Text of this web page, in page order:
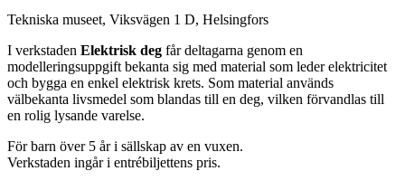
Tekniska museet, Viksvägen 1 D, Helsingfors
I verkstaden Elektrisk deg får deltagarna genom en
modelleringsuppgift bekanta sig med material som leder elektricitet
och bygga en enkel elektrisk krets. Som material används
välbekanta livsmedel som blandas till en deg, vilken förvandlas till
en rolig lysande varelse.
För barn över 5 år i sällskap av en vuxen.
Verkstaden ingår i entrébiljettens pris.